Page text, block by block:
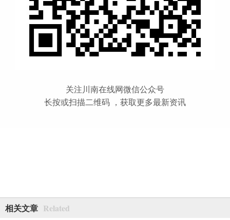
关注川南在线网微信公众号
长按或扫描二维码 ，获取更多最新资讯
相关文章 Related